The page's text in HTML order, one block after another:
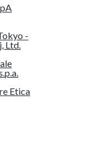
-
Ltd.
Etica